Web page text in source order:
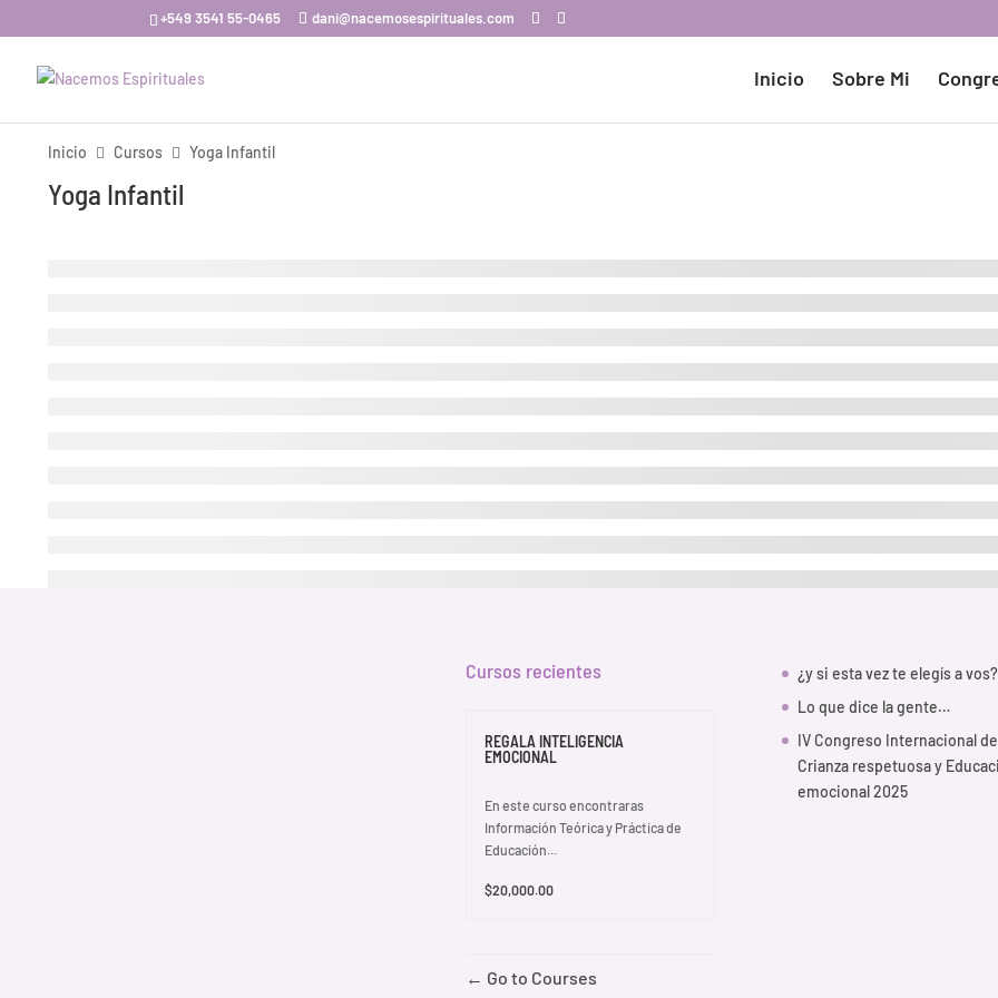
+549 3541 55-0465 dani@nacemosespirituales.com
Inicio Sobre Mi
Inicio Cursos Yoga Infantil
Yoga Infantil
Cursos recientes
REGALA INTELIGENCIA
EMOCIONAL
En este curso encontraras
Información Teórica y Práctica de
Educación...
$20,000.00
Go to Courses
¿y si esta vez te elegís a vos?
Lo que dice la gente…
IV Congreso Internacional de
Crianza respetuosa y
emocional 2025